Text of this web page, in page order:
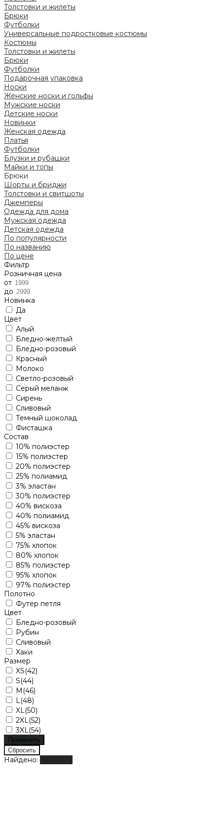
Толстовки и жилеты
Брюки
Футболки
Универсальные подростковые костюмы
Костюмы
Толстовки и жилеты
Брюки
Футболки
Подарочная упаковка
Носки
Женские носки и гольфы
Мужские носки
Детские носки
Новинки
Женская одежда
Платья
Футболки
Блузки и рубашки
Майки и топы
Брюки
Шорты и бриджи
Толстовки и свитшоты
Джемперы
Одежда для дома
Мужская одежда
Детская одежда
По популярности
По названию
По цене
Фильтр
Розничная цена
от
до
Новинка
Да
Цвет
Алый
Бледно-желтый
Бледно-розовый
Красный
Молоко
Светло-розовый
Серый меланж
Сирень
Сливовый
Темный шоколад
Фисташка
Состав
10% полиэстер
15% полиэстер
20% полиэстер
25% полиамид
3% эластан
30% полиэстер
40% вискоза
40% полиамид
45% вискоза
5% эластан
75% хлопок
80% хлопок
85% полиэстер
95% хлопок
97% полиэстер
Полотно
Футер петля
Цвет
Бледно-розовый
Рубин
Сливовый
Хаки
Размер
XS(42)
S(44)
M(46)
L(48)
XL(50)
2XL(52)
3XL(54)
Найдено: